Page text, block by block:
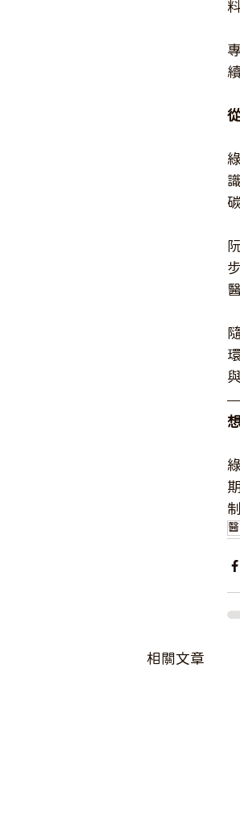
相關文章